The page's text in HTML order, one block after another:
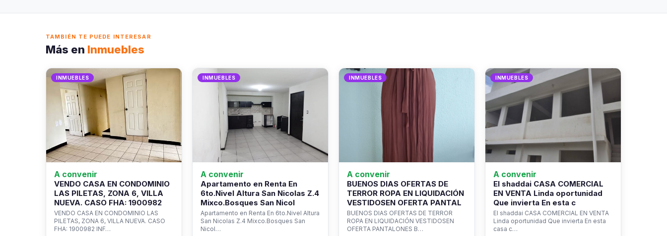
TAMBIÉN TE PUEDE INTERESAR
Más en Inmuebles
INMUEBLES
A convenir
VENDO CASA EN CONDOMINIO
LAS PILETAS, ZONA 6, VILLA
NUEVA. CASO FHA: 1900982
VENDO CASA EN CONDOMINIO LAS
PILETAS, ZONA 6, VILLA NUEVA. CASO
FHA: 1900982 INF…
INMUEBLES
A convenir
Apartamento en Renta En
6to.Nivel Altura San Nicolas Z.4
Mixco.Bosques San Nicol
Apartamento en Renta En 6to.Nivel Altura
San Nicolas Z.4 Mixco.Bosques San
Nicol…
INMUEBLES
A convenir
BUENOS DIAS OFERTAS DE
TERROR ROPA EN LIQUIDACIÓN
VESTIDOSEN OFERTA PANTAL
BUENOS DIAS OFERTAS DE TERROR
ROPA EN LIQUIDACIÓN VESTIDOSEN
OFERTA PANTALONES B…
INMUEBLES
A convenir
El shaddai CASA COMERCIAL
EN VENTA Linda oportunidad
Que invierta En esta c
El shaddai CASA COMERCIAL EN VENTA
Linda oportunidad Que invierta En esta
casa c…